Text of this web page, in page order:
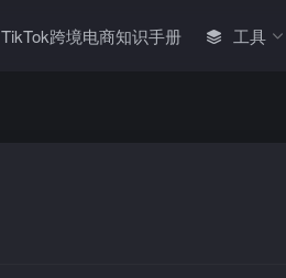
TikTok跨境电商知识手册 工具